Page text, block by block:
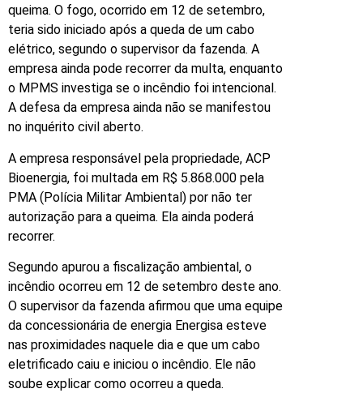
queima. O fogo, ocorrido em 12 de setembro,
teria sido iniciado após a queda de um cabo
elétrico, segundo o supervisor da fazenda. A
empresa ainda pode recorrer da multa, enquanto
o MPMS investiga se o incêndio foi intencional.
A defesa da empresa ainda não se manifestou
no inquérito civil aberto.
A empresa responsável pela propriedade, ACP
Bioenergia, foi multada em R$ 5.868.000 pela
PMA (Polícia Militar Ambiental) por não ter
autorização para a queima. Ela ainda poderá
recorrer.
Segundo apurou a fiscalização ambiental, o
incêndio ocorreu em 12 de setembro deste ano.
O supervisor da fazenda afirmou que uma equipe
da concessionária de energia Energisa esteve
nas proximidades naquele dia e que um cabo
eletrificado caiu e iniciou o incêndio. Ele não
soube explicar como ocorreu a queda.